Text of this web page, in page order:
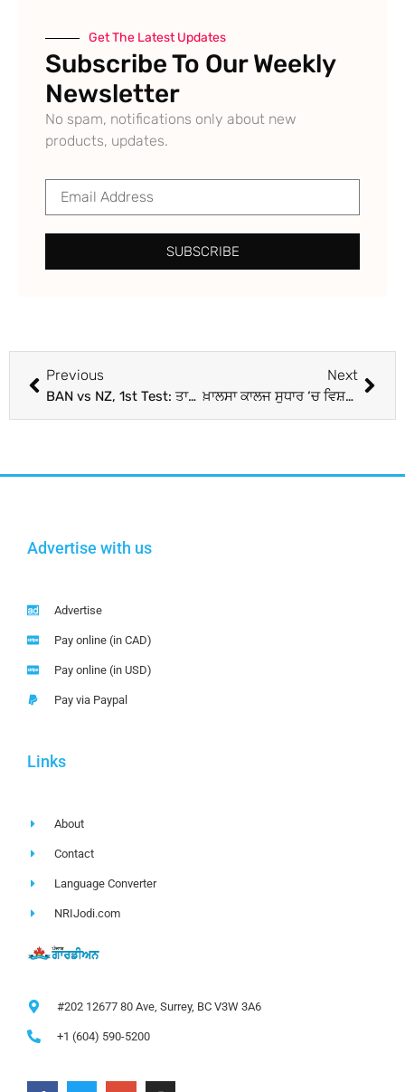
Get The Latest Updates
Subscribe To Our Weekly
Newsletter
No spam, notifications only about new
products, updates.
SUBSCRIBE
Previous
BAN vs NZ, 1st Test: ਤਾਈਜੁਲ ਦੇ ਦਮ ’ਤੇ ਬੰਗਲਾਦੇਸ਼ ਨੇ ਨਿਊਜ਼ੀਲੈਂਡ ਨੂੰ ਹਰਾਇਆ
Next
ਖ਼ਾਲਸਾ ਕਾਲਜ ਸੁਧਾਰ ‘ਚ ਵਿਸ਼ਵ ਏਡਜ਼ ਦਿਵਸ ਮਨਾਇਆ
Advertise with us
Advertise
Pay online (in CAD)
Pay online (in USD)
Pay via Paypal
Links
About
Contact
Language Converter
NRIJodi.com
#202 12677 80 Ave, Surrey, BC V3W 3A6
+1 (604) 590-5200